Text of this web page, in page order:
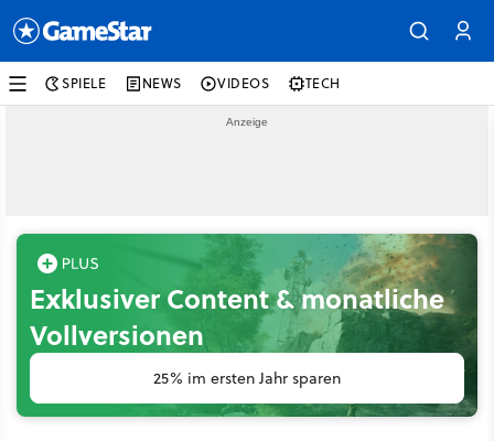
SPIELE NEWS VIDEOS TECH
Exklusiver Content & monatliche
Vollversionen
25% im ersten Jahr sparen